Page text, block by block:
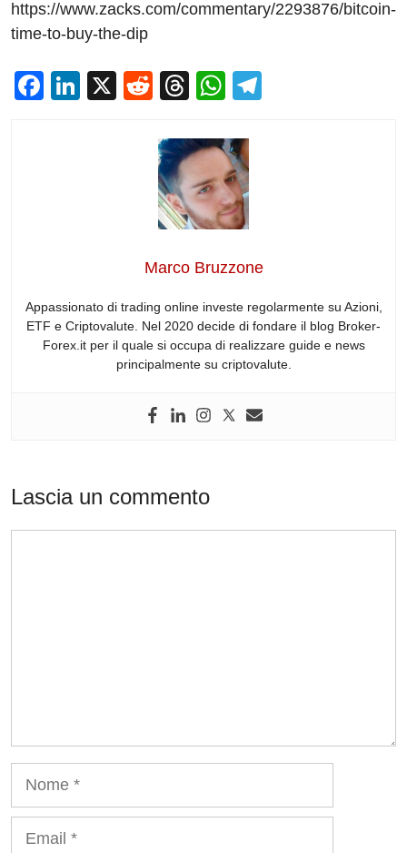
https://www.zacks.com/commentary/2293876/bitcoin-
time-to-buy-the-dip
F
Li
X
R
d
di
t
T
e
a
d
s
W
at
s
A
p
p
Marco Bruzzone
Appassionato di trading online investe regolarmente su Azioni,
ETF e Criptovalute. Nel 2020 decide di fondare il blog Broker-
Forex.it per il quale si occupa di realizzare guide e news
principalmente su criptovalute.
Lascia un commento